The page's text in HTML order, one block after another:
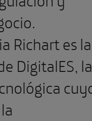
Richart es la
DigitalES, la